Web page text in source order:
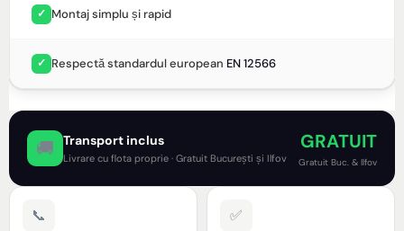
✓ Montaj simplu și rapid
✓ Respectă standardul european EN 12566
🚚 Transport inclus
Livrare cu flota proprie · Gratuit București și Ilfov
GRATUIT
Gratuit Buc. & Ilfov
📞 ✅